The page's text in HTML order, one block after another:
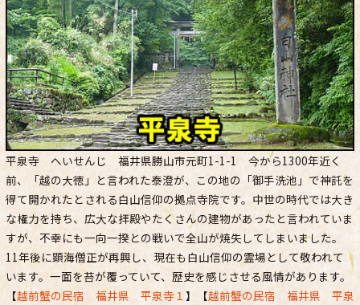
平泉寺 へいせんじ 福井県勝山市元町1-1-1 今から1300年近く
前、「越の大徳」と言われた泰澄が、この地の「御手洗池」で神託を
得て開かれたとされる白山信仰の拠点寺院です。中世の時代では大き
な権力を持ち、広大な拝殿やたくさんの建物があったと言われていま
すが、不幸にも一向一揆との戦いで全山が焼失してしまいました。
11年後に顕海僧正が再興し、現在も白山信仰の霊場として敬われて
います。一面を苔が覆っていて、歴史を感じさせる風情があります。
【越前蟹の民宿 福井県 平泉寺１】【越前蟹の民宿 福井県 平泉